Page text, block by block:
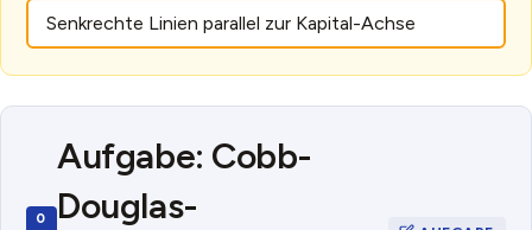
Senkrechte Linien parallel zur Kapital-Achse
Aufgabe: Cobb-
Douglas-